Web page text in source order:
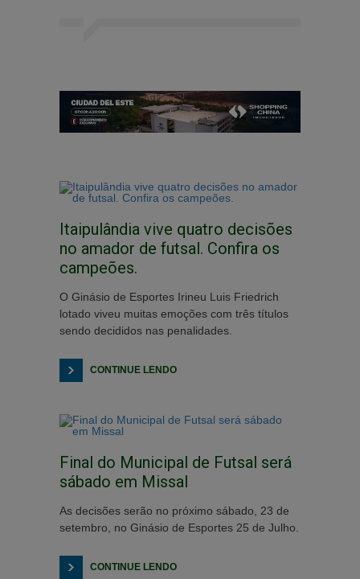
Itaipulândia vive quatro decisões
no amador de futsal. Confira os
campeões.
O Ginásio de Esportes Irineu Luis Friedrich
lotado viveu muitas emoções com três títulos
sendo decididos nas penalidades.
CONTINUE LENDO
Final do Municipal de Futsal será
sábado em Missal
As decisões serão no próximo sábado, 23 de
setembro, no Ginásio de Esportes 25 de Julho.
CONTINUE LENDO